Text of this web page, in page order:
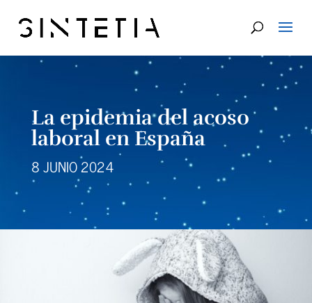
La epidemia del acoso
laboral en España
8 JUNIO 2024